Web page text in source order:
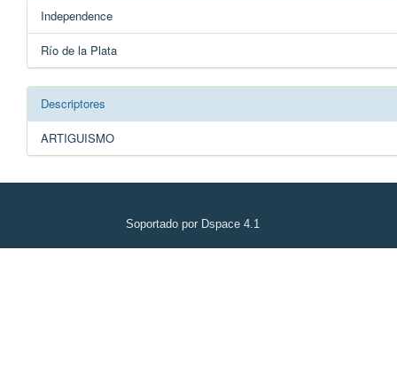
Independence
Río de la Plata
Descriptores
ARTIGUISMO
Soportado por Dspace 4.1